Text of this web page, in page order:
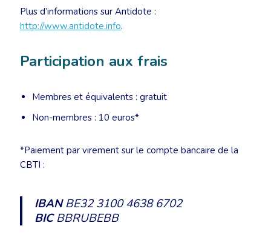
Plus d’informations sur Antidote :
http://www.antidote.info.
Participation aux frais
Membres et équivalents : gratuit
Non-membres : 10 euros*
*Paiement par virement sur le compte bancaire de la
CBTI :
IBANBE32 3100 4638 6702
BICBBRUBEBB